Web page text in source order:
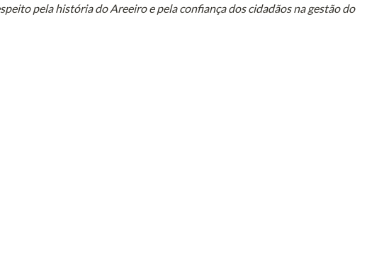
pela história do Areeiro e pela confiança dos cidadãos na gestão do